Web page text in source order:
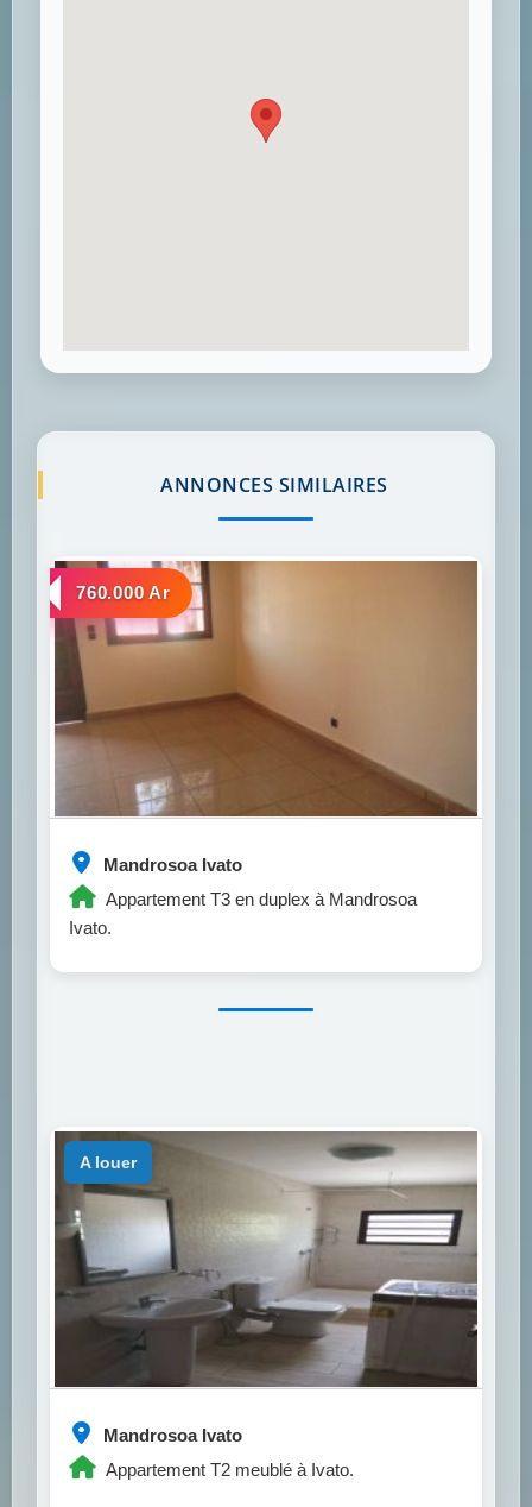
ANNONCES SIMILAIRES
Mandrosoa Ivato
Appartement T3 en duplex à Mandrosoa
Ivato.
a louer
760.000 Ar
Mandrosoa Ivato
Appartement T2 meublé à Ivato.
a louer